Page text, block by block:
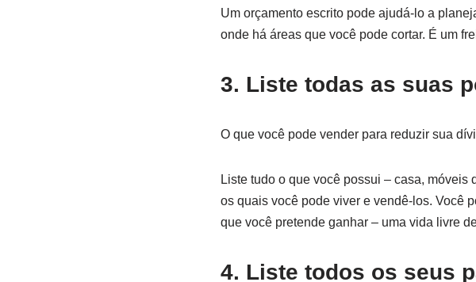
Um orçamento escrito pode ajudá-lo a
onde há áreas que você pode cortar. É um
3. Liste todas as suas
O que você pode vender para reduzir sua
Liste tudo o que você possui – casa,
os quais você pode viver e vendê-los. Você
que você pretende ganhar – uma vida livre
4. Liste todos os seus